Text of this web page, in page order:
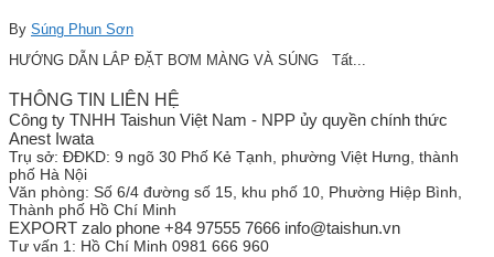
By Súng Phun Sơn
HƯỚNG DẪN LẮP ĐẶT BƠM MÀNG VÀ SÚNG Tất...
THÔNG TIN LIÊN HỆ
Công ty TNHH Taishun Việt Nam - NPP ủy quyền chính thức
Anest Iwata
Trụ sở: ĐĐKD: 9 ngõ 30 Phố Kẻ Tạnh, phường Việt Hưng, thành
phố Hà Nội
Văn phòng: Số 6/4 đường số 15, khu phố 10, Phường Hiệp Bình,
Thành phố Hồ Chí Minh
EXPORT zalo phone +84 97555 7666 info@taishun.vn
Tư vấn 1: Hồ Chí Minh 0981 666 960